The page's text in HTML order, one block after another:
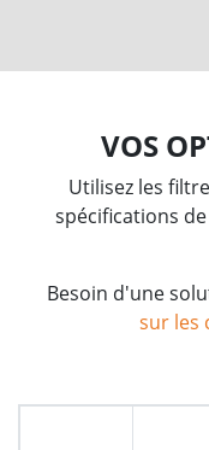
VOS
Utilisez les
spécifications
Besoin d'une
sur les